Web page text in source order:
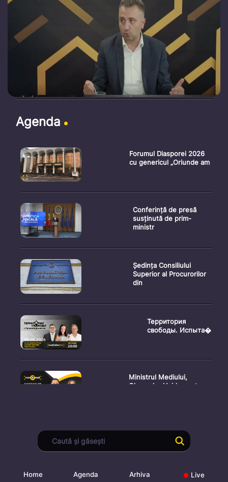
Agenda
Forumul Diasporei 2026
cu genericul „Oriunde am
Conferință de presă
susținută de prim-
ministr
Ședința Consiliului
Superior al Procurorilor
din
Территория
свободы. Испыта�
Ministrul Mediului,
Gheorghe Hajder, este
Consultări publice privind
proiectul de lege pent
Home Agenda Arhiva Live